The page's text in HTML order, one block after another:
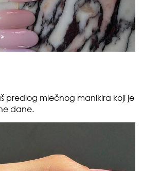
predlog mlečnog manikira koji je
dane.